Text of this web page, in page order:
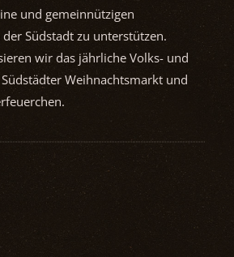
und gemein­nützigen
Südstadt zu unterstützen.
wir das jährliche Volks- und
Weihnachts­markt und